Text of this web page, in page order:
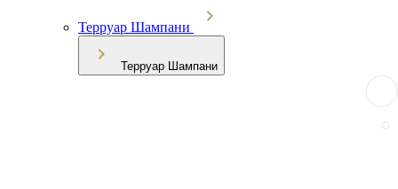
Терруар Шампани
Терруар Шампани